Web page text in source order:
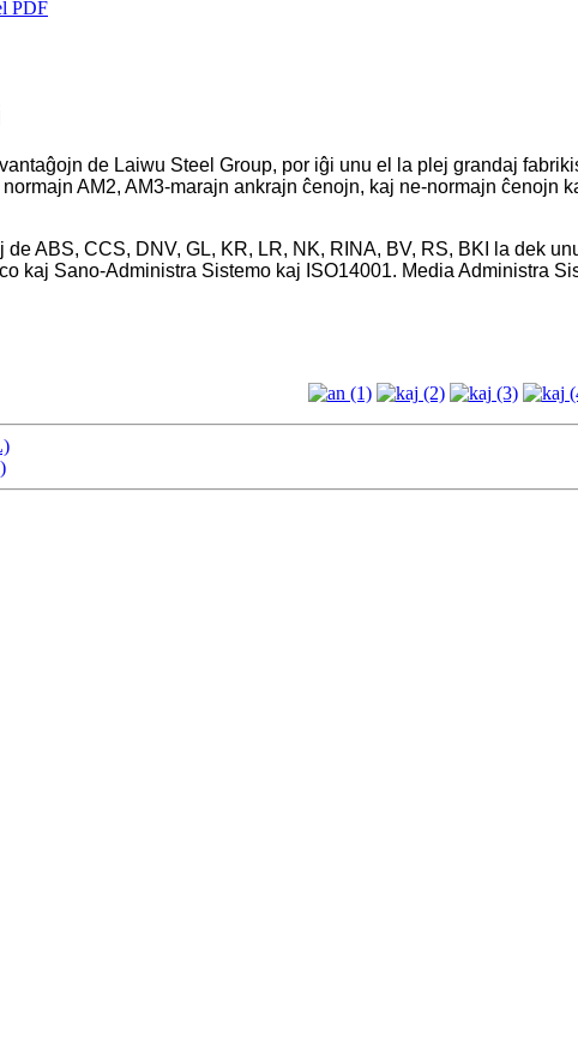
PDF
de Laiwu Steel Group, por iĝi unu el la plej grandaj
AM2, AM3-marajn ankrajn ĉenojn, kaj ne-normajn
de ABS, CCS, DNV, GL, KR, LR, NK, RINA, BV, RS, BKI la dek
kaj Sano-Administra Sistemo kaj ISO14001. Media Administra